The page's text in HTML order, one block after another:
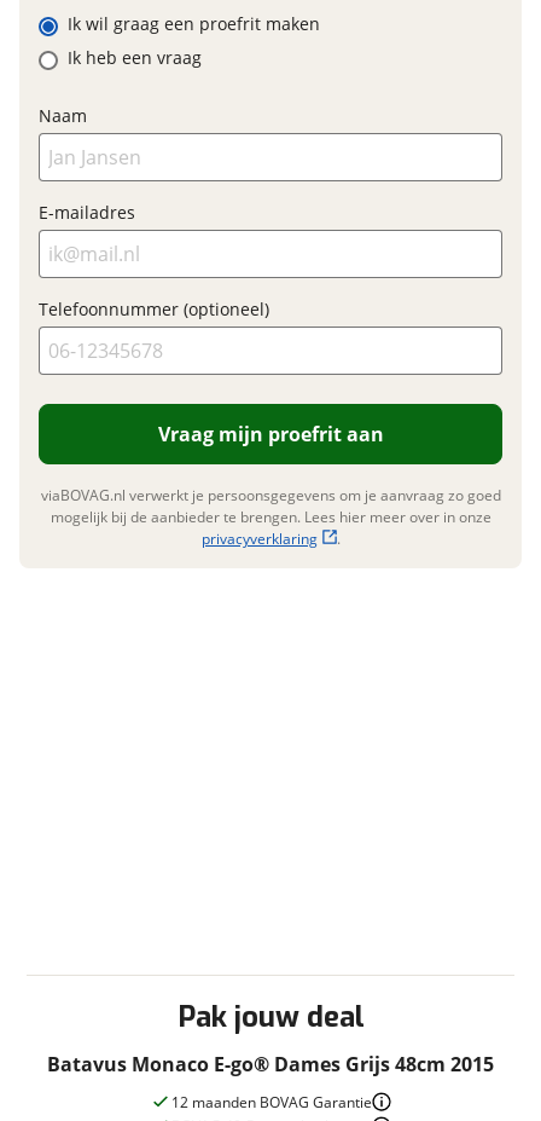
Garanties
BOVAG Garantie
Pak jouw deal
Batavus Monaco E-go® Dames Grijs 48cm 2015
12 maanden BOVAG Garantie
Ik wil graag een proefrit maken
Ik heb een vraag
Naam
E-mailadres
Telefoonnummer (optioneel)
Vraag mijn proefrit aan
viaBOVAG.nl verwerkt je persoonsgegevens om je aanvraag zo goed
mogelijk bij de aanbieder te brengen. Lees hier meer over in onze
privacyverklaring
.